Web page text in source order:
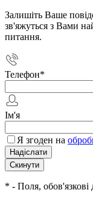
Залишіть Ваше
зв'яжуться з Вами
питання.
Телефон*
Ім'я
Я згоден на
* - Поля, обов'язкові